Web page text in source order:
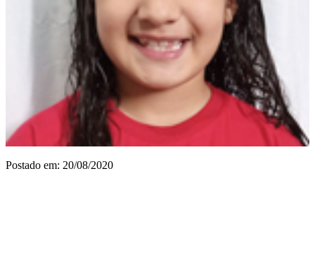
Postado em: 20/08/2020